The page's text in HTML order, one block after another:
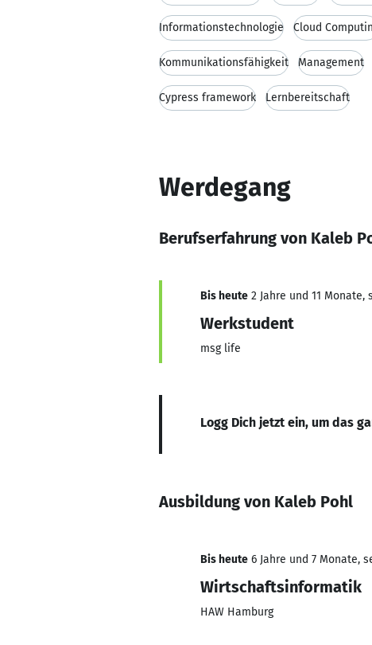
Informationstechnologie Cloud
Kommunikationsfähigkeit Management
Cypress framework Lernbereitschaft
Werdegang
Berufserfahrung von Kaleb
Bis heute 2 Jahre und 11 Monate,
Werkstudent
msg life
Logg Dich jetzt ein, um das
Ausbildung von Kaleb Pohl
Bis heute 6 Jahre und 7 Monate,
Wirtschaftsinformatik
HAW Hamburg